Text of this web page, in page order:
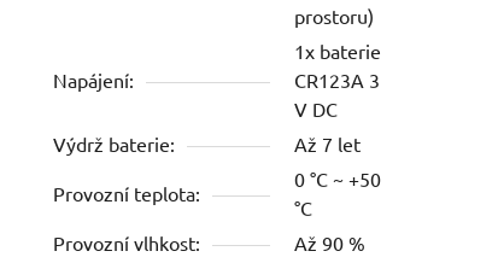
prostoru)
Napájení:
1x baterie
CR123A 3
V DC
Výdrž baterie:
Až 7 let
Provozní teplota:
0 °C ~ +50
°C
Provozní vlhkost:
Až 90 %